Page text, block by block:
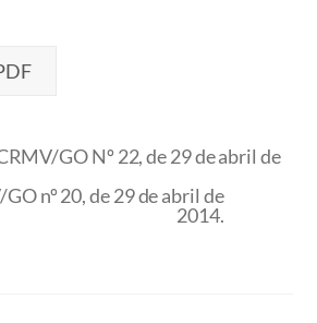
GO Nº 22, de 29 de abril de
nº 20, de 29 de abril de
2014.